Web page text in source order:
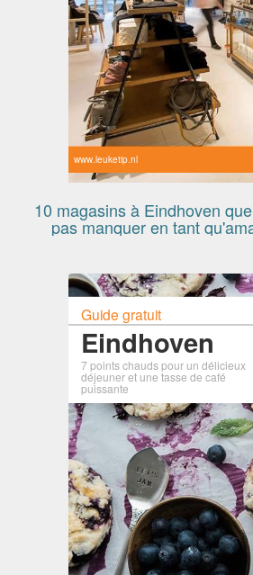
www.leuketip.nl
10 magasins à Eindhoven
pas manquer en tant
Guide gratuit
Eindhoven
7 points chauds pour un délicieux
déjeuner et une tasse de café
puissante